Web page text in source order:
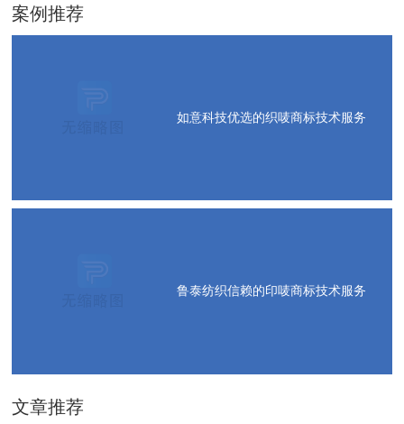
案例推荐
如意科技优选的织唛商标技术服务
鲁泰纺织信赖的印唛商标技术服务
文章推荐